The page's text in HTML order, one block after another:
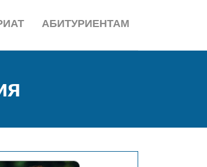
АБИТУРИЕНТАМ